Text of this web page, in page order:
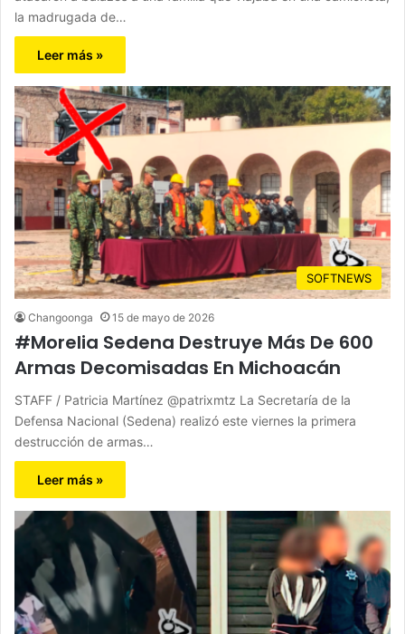
la madrugada de…
Leer más »
SOFTNEWS
Changoonga 15 de mayo de 2026
#Morelia Sedena Destruye Más De 600
Armas Decomisadas En Michoacán
STAFF / Patricia Martínez @patrixmtz La Secretaría de la
Defensa Nacional (Sedena) realizó este viernes la primera
destrucción de armas…
Leer más »